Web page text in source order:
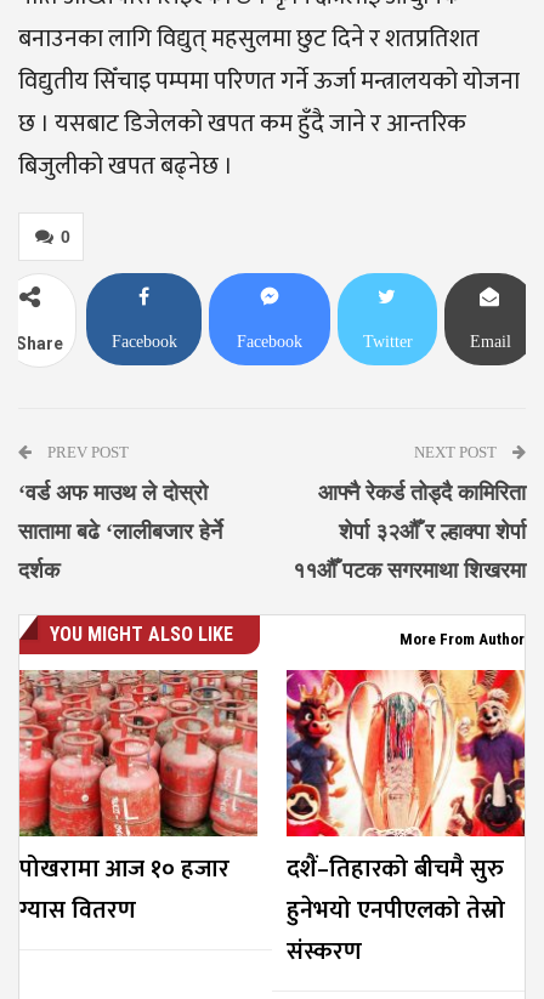
बनाउनका लागि विद्युत् महसुलमा छुट दिने र शतप्रतिशत
विद्युतीय सिँचाइ पम्पमा परिणत गर्ने ऊर्जा मन्त्रालयको योजना
छ । यसबाट डिजेलको खपत कम हुँदै जाने र आन्तरिक
बिजुलीको खपत बढ्नेछ ।
0
Share Facebook Facebook Twitter Email
PREV POST
‘वर्ड अफ माउथ ले दोस्रो
सातामा बढे ‘लालीबजार हेर्ने
दर्शक
NEXT POST
आफ्नै रेकर्ड तोड्दै कामिरिता
शेर्पा ३२औँ र ल्हाक्पा शेर्पा
११औँ पटक सगरमाथा शिखरमा
YOU MIGHT ALSO LIKE More From Author
पोखरामा आज १० हजार
ग्यास वितरण
दशैं–तिहारको बीचमै सुरु
हुनेभयो एनपीएलको तेस्रो
संस्करण